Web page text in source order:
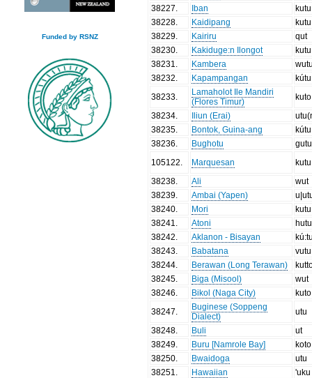
Funded by RSNZ
38227
Iban
kutu
38228
Kaidipang
kutu
38229
Kairiru
qut
38230
Kakiduge:n Ilongot
kutu
38231
Kambera
38232
Kapampangan
kútu
38233
Lamaholot Ile Mandiri
(Flores Timur)
kuto
38234
Iliun (Erai)
38235
Bontok, Guina-ang
kútu
38236
Bughotu
gutu
105122
Marquesan
kutu
38238
Ali
wut
38239
Ambai (Yapen)
38240
Mori
kutu
38241
Atoni
hutu
38242
Aklanon - Bisayan
38243
Babatana
vutu
38244
Berawan (Long Terawan)
38245
Biga (Misool)
wut
38246
Bikol (Naga City)
kuto
38247
Buginese (Soppeng
Dialect)
utu
38248
Buli
ut
38249
Buru [Namrole Bay]
koto
38250
Bwaidoga
utu
38251
Hawaiian
'uku